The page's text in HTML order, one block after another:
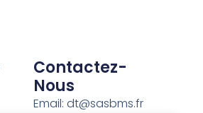
Contactez-
Nous
Email: dt@sasbms.fr